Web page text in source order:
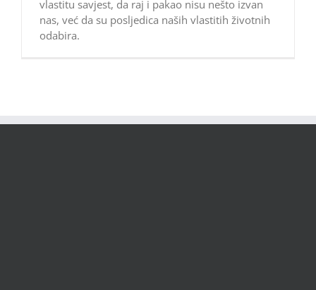
vlastitu savjest, da raj i pakao nisu nešto izvan
nas, već da su posljedica naših vlastitih životnih
odabira.